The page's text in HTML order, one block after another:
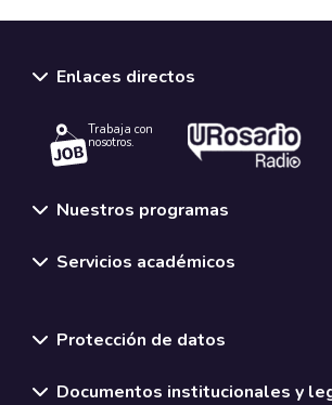
Enlaces directos
Trabaja con
nosotros.
Nuestros programas
Servicios académicos
Protección de datos
Documentos institucionales y